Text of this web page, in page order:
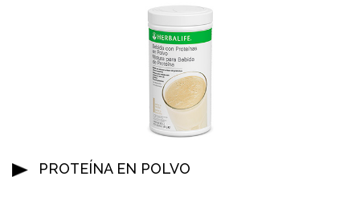
PROTEÍNA EN POLVO